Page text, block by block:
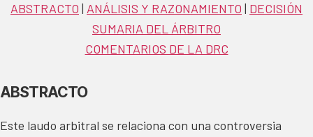
ABSTRACTO | ANÁLISIS Y RAZONAMIENTO | DECISIÓN
SUMARIA DEL ÁRBITRO
COMENTARIOS DE LA DRC
ABSTRACTO
Este laudo arbitral se relaciona con una controversia